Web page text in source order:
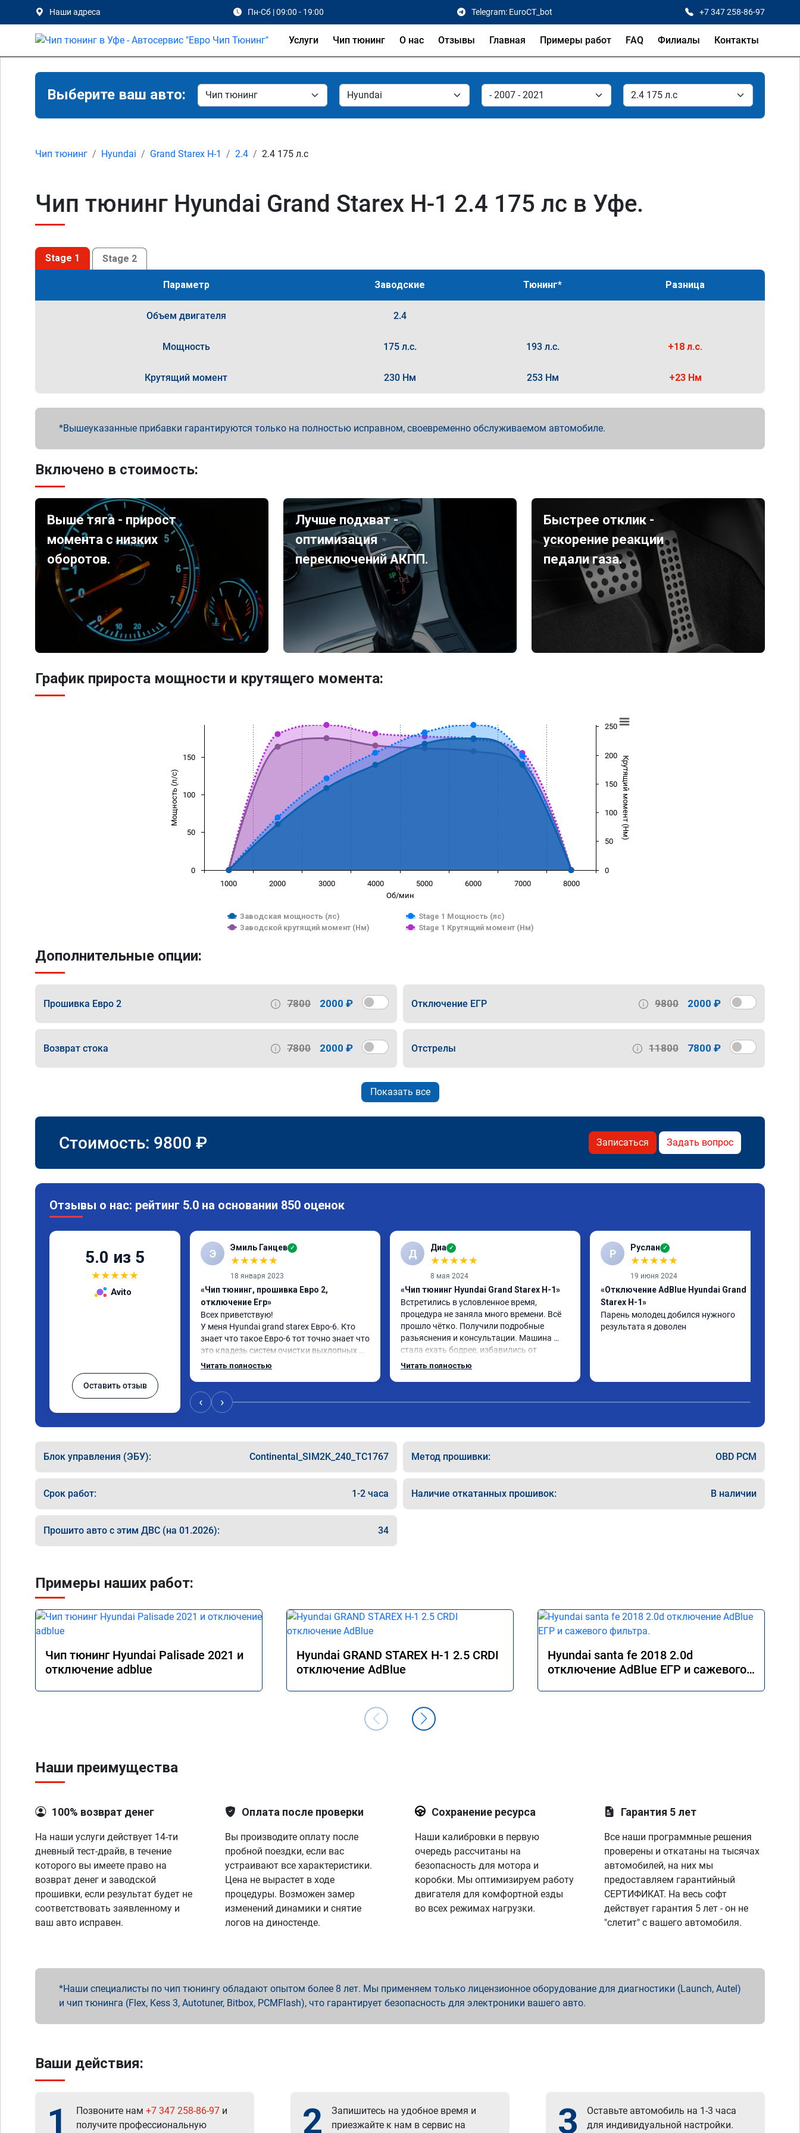
Наши адреса Пн-Сб | 09:00 - 19:00 Telegram: EuroCT_bot +7 347 258-86-97
Услуги Чип тюнинг О нас Отзывы Главная Примеры работ FAQ Филиалы Контакты
Выберите ваш авто:
Чип тюнинг Hyundai Grand Starex H-1 2.4 2.4 175 л.с
Чип тюнинг Hyundai Grand Starex H-1 2.4 175 лс в Уфе.
Stage 1 Stage 2
Параметр Заводские Тюнинг* Разница
Объем двигателя 2.4
Мощность 175 л.с. 193 л.с. +18 л.с.
Крутящий момент 230 Нм 253 Нм +23 Нм
Вышеуказанные прибавки гарантируются только на полностью исправном, своевременно обслуживаемом автомобиле.
Включено в стоимость:
Выше тяга - прирост
момента с низких
оборотов.
Лучше подхват -
оптимизация
переключений АКПП.
Быстрее отклик -
ускорение реакции
педали газа.
График прироста мощности и крутящего момента:
Об/мин
Мощность (л/с) Крутящий момент (Нм)
Заводская мощность (лс)
Stage 1 Мощность (лс)
Заводской крутящий момент (Нм)
Stage 1 Крутящий момент (Нм)
1000 2000 3000 4000 5000 6000 7000 8000
0
50
100
150
0
50
100
150
200
250
Дополнительные опции:
Прошивка Евро 2 7800 2000 ₽ Отключение ЕГР 9800 2000 ₽
Возврат стока 7800 2000 ₽ Отстрелы 11800 7800 ₽
Показать все
Стоимость: 9800 ₽ Записаться Задать вопрос
Отзывы о нас: рейтинг 5.0 на основании 850 оценок
5.0 из 5
★★★★★
Avito
Оставить отзыв
Э Эмиль Ганцев ✓
★★★★★
18 января 2023
«Чип тюнинг, прошивка Евро 2,
отключение Егр»
Всех приветствую!
У меня Hyundai grand starex Евро-6. Кто
знает что такое Евро-6 тот точно знает что
это кладезь систем очистки выхлопных
газов, там и ЕГР и мочевина, сажевый
все эти системы.
Хорошие специалисты, сделали все в срок
поехало, ничего теперь не мешает
маневренность +1000 сразу.
Читать полностью
Д Диа ✓
★★★★★
8 мая 2024
«Чип тюнинг Hyundai Grand Starex H-1»
Встретились в условленное время,
процедура не заняла много времени. Всё
прошло чётко. Получили подробные
разьяснения и консультации. Машина
стала ехать бодрее, избавились от
задумчивости, болеше нет необходимости
Читать полностью
Р Руслан ✓
★★★★★
19 июня 2024
«Отключение AdBlue Hyundai Grand
Starex H-1»
Парень молодец добился нужного
результата я доволен
‹ ›
Блок управления (ЭБУ): Continental_SIM2K_240_TC1767 Метод прошивки: OBD PCM
Срок работ: 1-2 часа Наличие откатанных прошивок: В наличии
Прошито авто с этим ДВС (на 01.2026): 34
Примеры наших работ:
Чип тюнинг Hyundai Palisade 2021 и
отключение adblue
Hyundai GRAND STAREX H-1 2.5 CRDI
отключение AdBlue
Hyundai santa fe 2018 2.0d
отключение AdBlue ЕГР и сажевого
Наши преимущества
100% возврат денег
На наши услуги действует 14-ти
дневный тест-драйв, в течение
которого вы имеете право на
возврат денег и заводской
прошивки, если результат будет не
соответствовать заявленному и
ваш авто исправен.
Оплата после проверки
Вы производите оплату после
пробной поездки, если вас
устраивают все характеристики.
Цена не вырастет в ходе
процедуры. Возможен замер
изменений динамики и снятие
логов на диностенде.
Сохранение ресурса
Наши калибровки в первую
очередь рассчитаны на
безопасность для мотора и
коробки. Мы оптимизируем работу
двигателя для комфортной езды
во всех режимах нагрузки.
Гарантия 5 лет
Все наши программные решения
проверены и откатаны на тысячах
автомобилей, на них мы
предоставляем гарантийный
СЕРТИФИКАТ. На весь софт
действует гарантия 5 лет - он не
"слетит" с вашего автомобиля.
Наши специалисты по чип тюнингу обладают опытом более 8 лет. Мы применяем только лицензионное оборудование для диагностики (Launch, Autel)
и чип тюнинга (Flex, Kess 3, Autotuner, Bitbox, PCMFlash), что гарантирует безопасность для электроники вашего авто.
Ваши действия:
1 Позвоните нам +7 347 258-86-97 и
получите профессиональную
2
Запишитесь на удобное время и
приезжайте к нам в сервис на
3
Оставьте автомобиль на 1-3 часа
для индивидуальной настройки.